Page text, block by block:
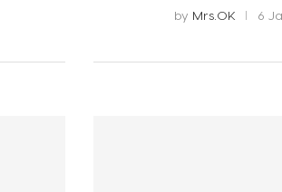
by Mrs.OK 6